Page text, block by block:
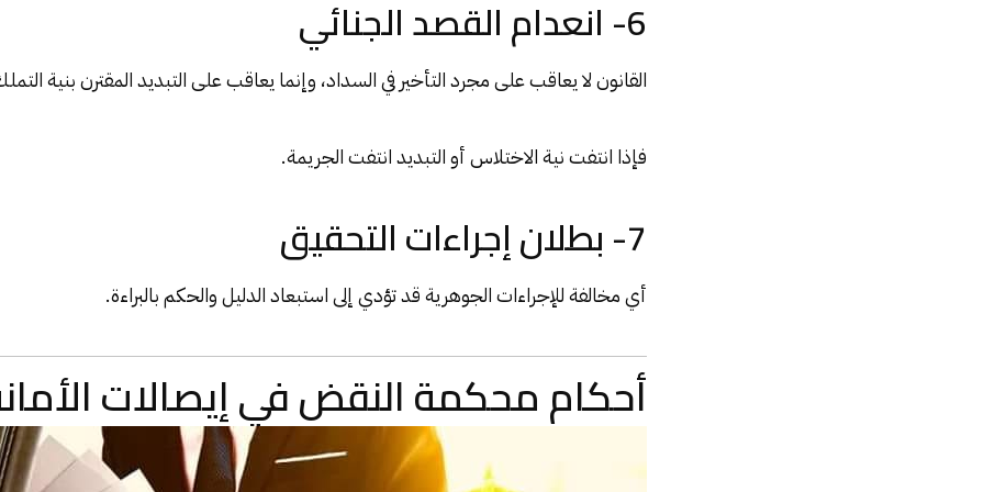
6- انعدام القصد الجنائي
القانون لا يعاقب على مجرد التأخير في السداد، وإنما يعاقب على التبديد المقترن بنية
فإذا انتفت نية الاختلاس أو التبديد انتفت الجريمة.
7- بطلان إجراءات التحقيق
أي مخالفة للإجراءات الجوهرية قد تؤدي إلى استبعاد الدليل والحكم بالبراءة.
أحكام محكمة النقض في إيصالات